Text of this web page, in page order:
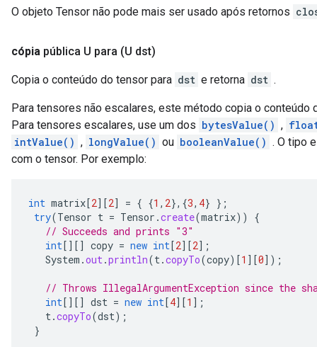
O objeto Tensor não pode mais ser usado após retornos
cópia pública U para (U dst)
Copia o conteúdo do tensor para dst e retorna dst .
Para tensores não escalares, este método copia o conteúdo
Para tensores escalares, use um dos bytesValue() ,
intValue() , longValue() ou booleanValue() . O tipo
com o tensor. Por exemplo:
int matrix[2][2] = { {1 , 2},{3, 4} };
try(Tensor t = Tensor .create(matrix))
{
// Succeeds and prints "3"
int[][] copy = new int[2][2] ;
System .out.println(t.copyTo(copy) [1 ][0] );
// Throws IllegalArgumentException since the
int[][] dst = new int[4][1 ] ;
t.copyTo(dst);
}